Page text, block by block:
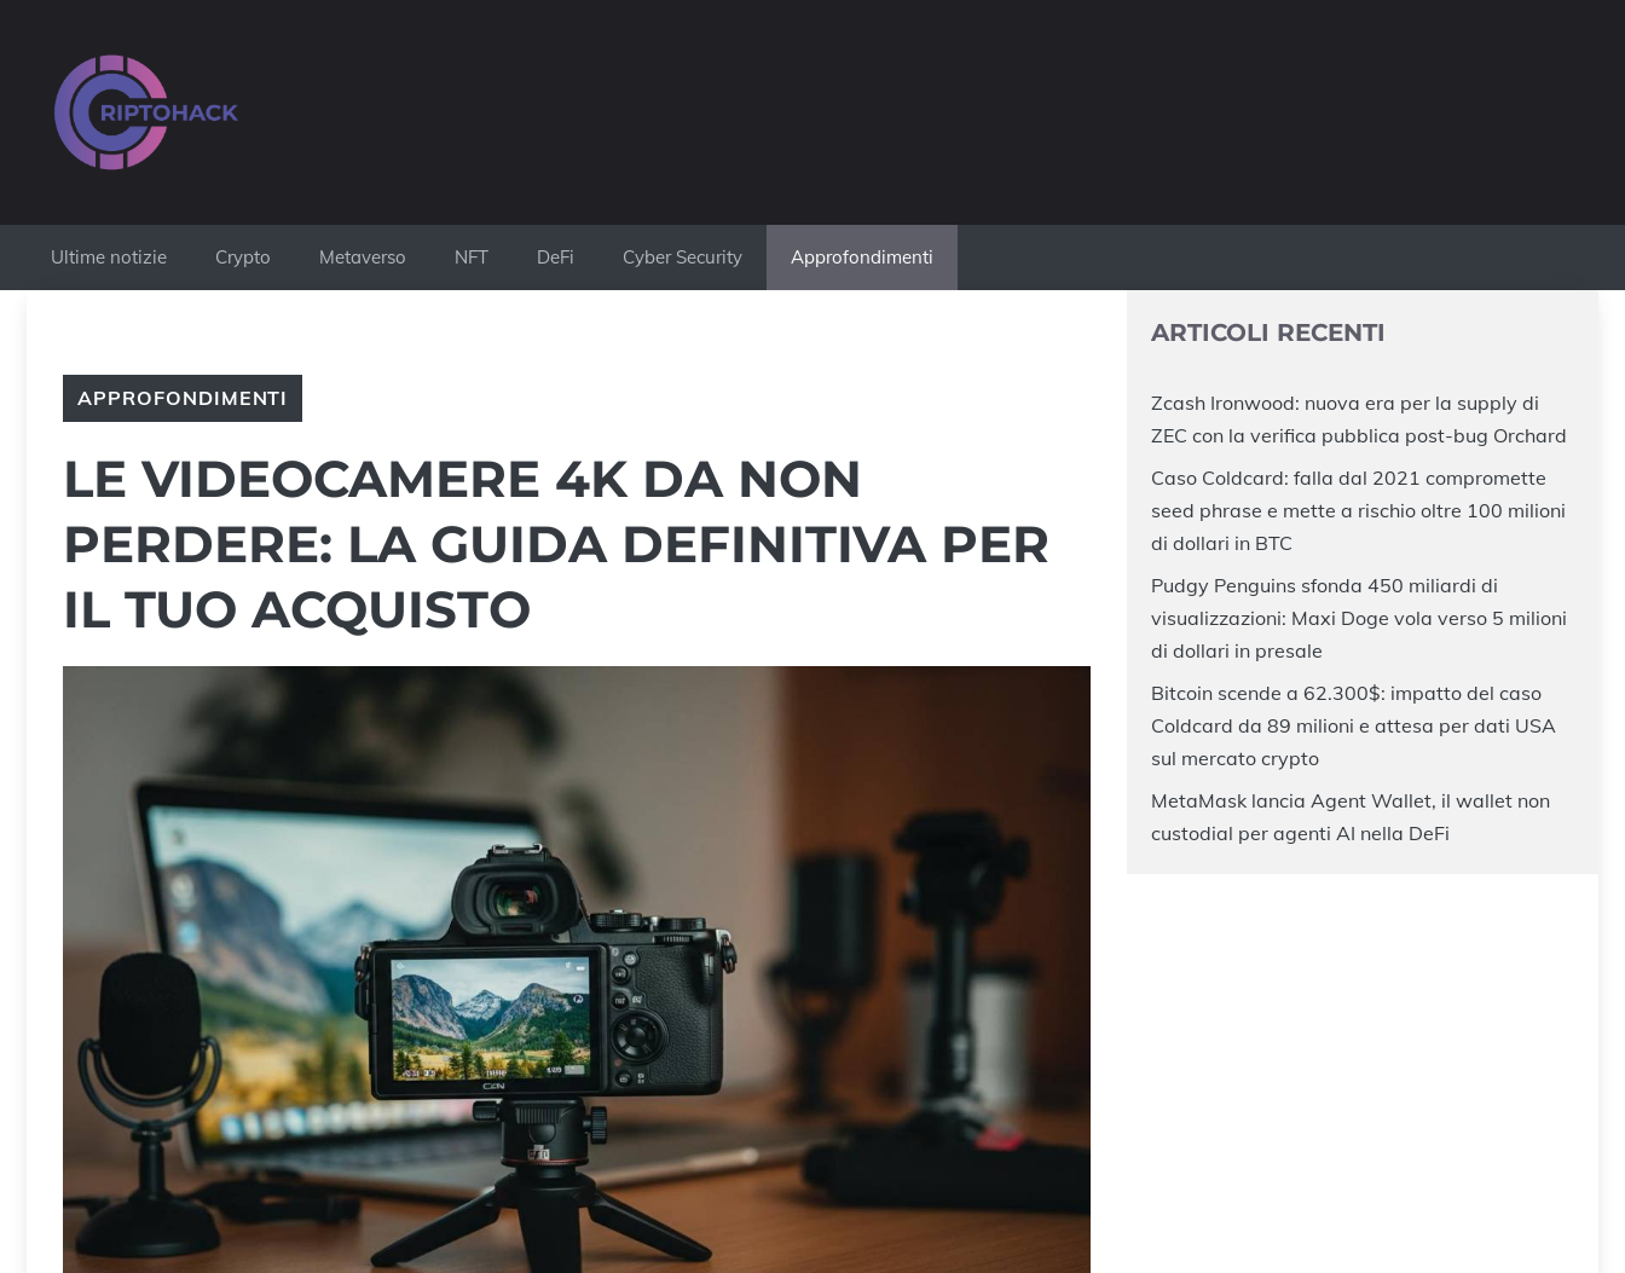
contenuto
Ultime notizie Crypto Metaverso NFT DeFi Cyber Security Approfondimenti
APPROFONDIMENTI
LE VIDEOCAMERE 4K DA NON
PERDERE: LA GUIDA DEFINITIVA PER
IL TUO ACQUISTO
ARTICOLI RECENTI
Zcash Ironwood: nuova era per la supply di
ZEC con la verifica pubblica post-bug Orchard
Caso Coldcard: falla dal 2021 compromette
seed phrase e mette a rischio oltre 100 milioni
di dollari in BTC
Pudgy Penguins sfonda 450 miliardi di
visualizzazioni: Maxi Doge vola verso 5 milioni
di dollari in presale
Bitcoin scende a 62.300$: impatto del caso
Coldcard da 89 milioni e attesa per dati USA
sul mercato crypto
MetaMask lancia Agent Wallet, il wallet non
custodial per agenti AI nella DeFi